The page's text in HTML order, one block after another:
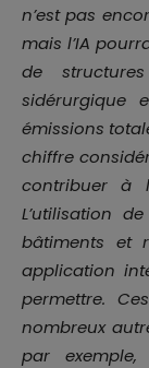
n’est pas
mais l’IA
de
sidérurgique
émissions
chiffre
contribuer à
L’utilisation
bâtiments et
application
permettre.
nombreux
par